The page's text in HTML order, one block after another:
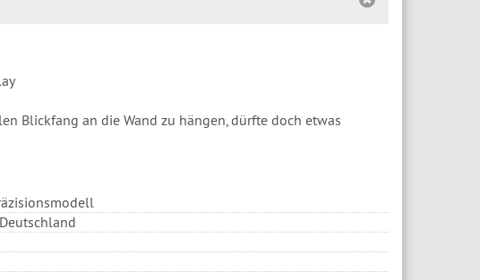
Blickfang an die Wand zu hängen, dürfte doch etwas